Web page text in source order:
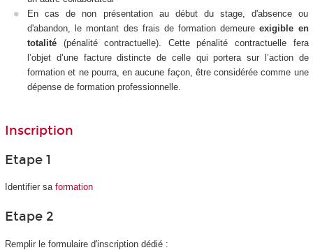
En cas de non présentation au début du stage, d'absence ou
d'abandon, le montant des frais de formation demeureexigible en
totalité (pénalité contractuelle). Cette pénalité contractuelle fera
l’objet d’une facture distincte de celle qui portera sur l’action de
formation et ne pourra, en aucune façon, être considérée comme une
dépense de formation professionnelle.
Inscription
Etape 1
Identifier sa formation
Etape 2
Remplir le formulaire d'inscription dédié :